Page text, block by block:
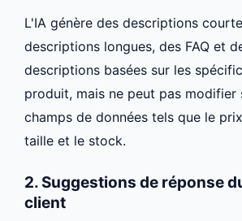
L'IA génère des descriptions
descriptions longues, des FAQ et
descriptions basées sur les
produit, mais ne peut pas modifier
champs de données tels que le
taille et le stock.
2. Suggestions de réponse
client